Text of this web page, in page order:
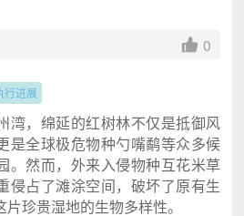
0
行进展
湾，绵延的红树林不仅是抵御风
是全球极危物种勺嘴鹬等众多候
。然而，外来入侵物种互花米草
侵占了滩涂空间，破坏了原有生
珍贵湿地的生物多样性。